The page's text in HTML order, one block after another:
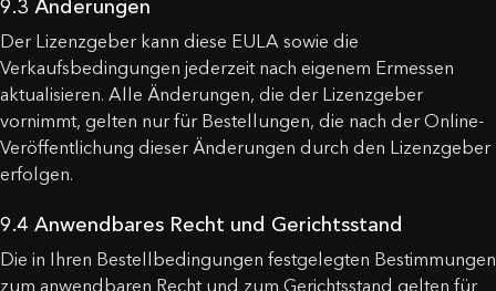
9.3 Änderungen
Der Lizenzgeber kann diese EULA sowie die
Verkaufsbedingungen jederzeit nach eigenem Ermessen
aktualisieren. Alle Änderungen, die der Lizenzgeber
vornimmt, gelten nur für Bestellungen, die nach der Online-
Veröffentlichung dieser Änderungen durch den Lizenzgeber
erfolgen.
9.4 Anwendbares Recht und Gerichtsstand
Die in Ihren Bestellbedingungen festgelegten Bestimmungen
zum anwendbaren Recht und zum Gerichtsstand gelten für